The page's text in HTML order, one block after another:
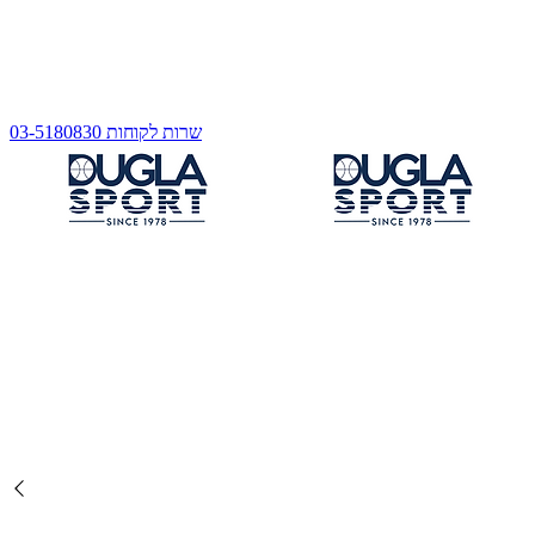
שרות לקוחות 03-5180830